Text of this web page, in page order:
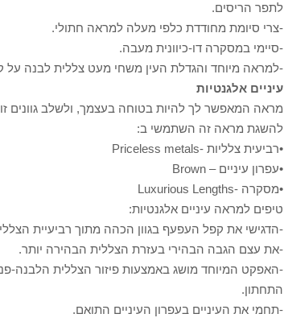
לתפר הריסים.
-צרי סיומת מחודדת כלפי מעלה למראה חתולי.
-סיימי במסקרה דו-כיוונית מעבה.
-למראה מיוחד והגדלת העין משחי מעט צללית לבנה על
עיניים אלגנטיות
מראה המאפשר לך להיות בטוחה בעצמך, ולשלב גוונים
להשגת מראה זה השתמשי ב:
•רביעית צלליות -Priceless metals
•עפרון עיניים – Brown
•מסקרה -Luxurious Lengths
טיפים למראה עיניים אלגנטיות:
-הדגישי את קפל העפעף בגוון הכהה מתוך רביעיית
-את עצם הגבה הבהירי בעזרת הצללית הבהירה יותר.
-האפקט המיוחד מושג באמצעות פיזור הצללית הלבנה-
התחתון.
-תחמי את העיניים בעפרון העיניים התואם.